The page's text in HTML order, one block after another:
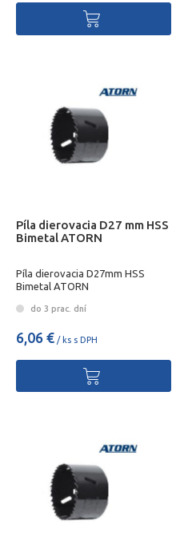
Píla dierovacia D27 mm HSS
Bimetal ATORN
Píla dierovacia D27mm HSS
Bimetal ATORN
do 3 prac. dní
6,06 € / ks s DPH